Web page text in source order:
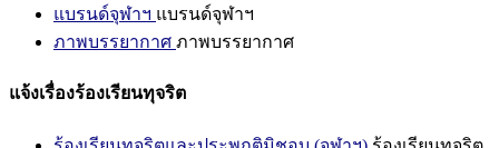
แบรนด์จุฬาฯ แบรนด์จุฬาฯ
ภาพบรรยากาศ ภาพบรรยากาศ
แจ้งเรื่องร้องเรียนทุจริต